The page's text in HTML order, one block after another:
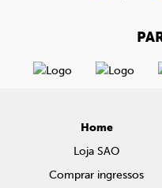
Home
Loja SAO
Comprar ingressos